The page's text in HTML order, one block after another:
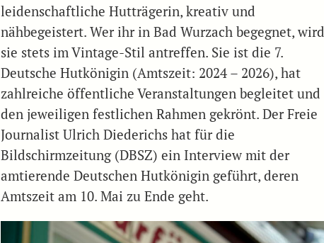
leidenschaftliche Hutträgerin, kreativ und
nähbegeistert. Wer ihr in Bad Wurzach begegnet, wird
sie stets im Vintage-Stil antreffen. Sie ist die 7.
Deutsche Hutkönigin (Amtszeit: 2024 – 2026), hat
zahlreiche öffentliche Veranstaltungen begleitet und
den jeweiligen festlichen Rahmen gekrönt. Der Freie
Journalist Ulrich Diederichs hat für die
Bildschirmzeitung (DBSZ) ein Interview mit der
amtierende Deutschen Hutkönigin geführt, deren
Amtszeit am 10. Mai zu Ende geht.